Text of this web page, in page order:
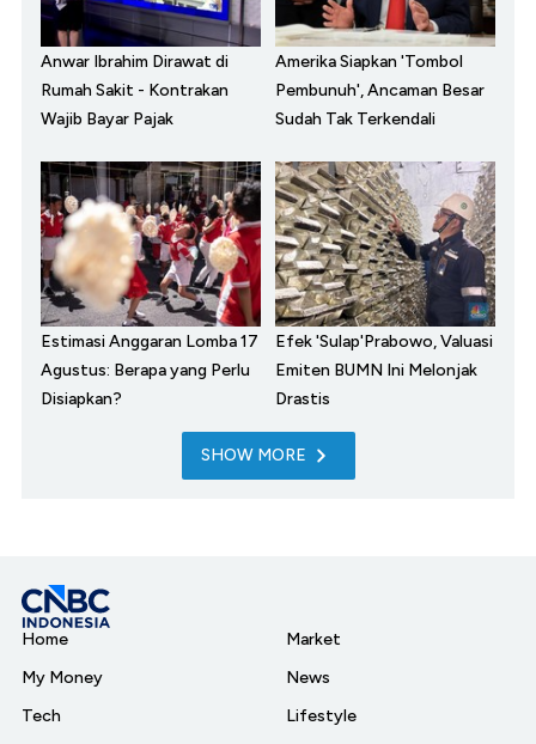
Anwar Ibrahim Dirawat di
Rumah Sakit - Kontrakan
Wajib Bayar Pajak
Amerika Siapkan 'Tombol
Pembunuh', Ancaman Besar
Sudah Tak Terkendali
Estimasi Anggaran Lomba 17
Agustus: Berapa yang Perlu
Disiapkan?
Efek 'Sulap'Prabowo, Valuasi
Emiten BUMN Ini Melonjak
Drastis
SHOW MORE
Home
My Money
Tech
Market
News
Lifestyle